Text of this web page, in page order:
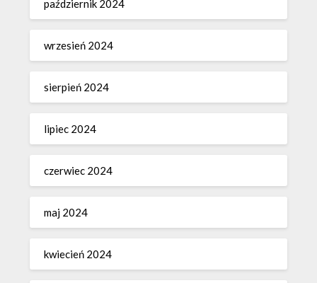
październik 2024
wrzesień 2024
sierpień 2024
lipiec 2024
czerwiec 2024
maj 2024
kwiecień 2024